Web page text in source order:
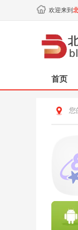
欢迎来到
首页
您